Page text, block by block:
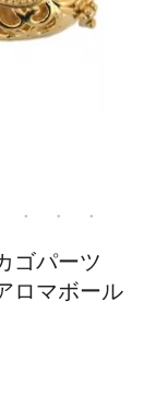
ゴパーツ
ロマボール